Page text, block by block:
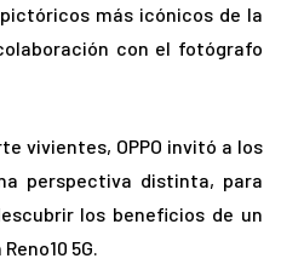
más icónicos de la
con el fotógrafo
vivientes, OPPO invitó a los
perspectiva distinta, para
los beneficios de un
5G.